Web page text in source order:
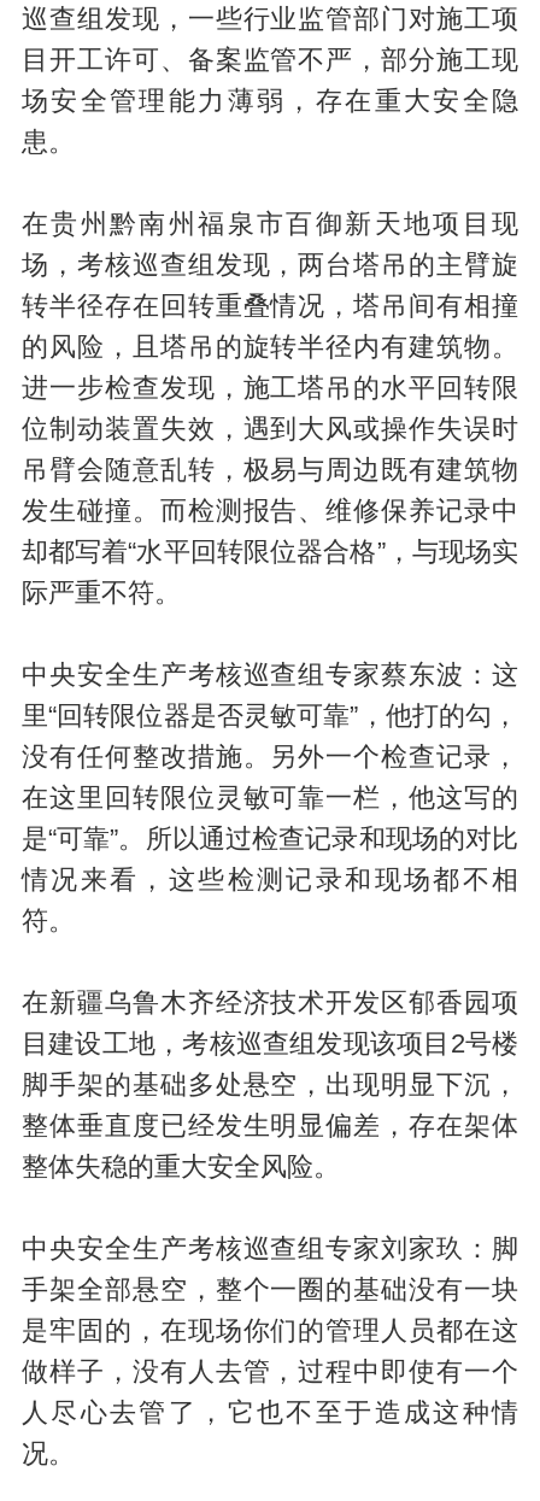
巡查组发现，一些行业监管部门对施工项
目开工许可、备案监管不严，部分施工现
场安全管理能力薄弱，存在重大安全隐
患。
在贵州黔南州福泉市百御新天地项目现
场，考核巡查组发现，两台塔吊的主臂旋
转半径存在回转重叠情况，塔吊间有相撞
的风险，且塔吊的旋转半径内有建筑物。
进一步检查发现，施工塔吊的水平回转限
位制动装置失效，遇到大风或操作失误时
吊臂会随意乱转，极易与周边既有建筑物
发生碰撞。而检测报告、维修保养记录中
却都写着“水平回转限位器合格”，与现场实
际严重不符。
中央安全生产考核巡查组专家蔡东波：这
里“回转限位器是否灵敏可靠”，他打的勾，
没有任何整改措施。另外一个检查记录，
在这里回转限位灵敏可靠一栏，他这写的
是“可靠”。所以通过检查记录和现场的对比
情况来看，这些检测记录和现场都不相
符。
在新疆乌鲁木齐经济技术开发区郁香园项
目建设工地，考核巡查组发现该项目2号楼
脚手架的基础多处悬空，出现明显下沉，
整体垂直度已经发生明显偏差，存在架体
整体失稳的重大安全风险。
中央安全生产考核巡查组专家刘家玖：脚
手架全部悬空，整个一圈的基础没有一块
是牢固的，在现场你们的管理人员都在这
做样子，没有人去管，过程中即使有一个
人尽心去管了，它也不至于造成这种情
况。